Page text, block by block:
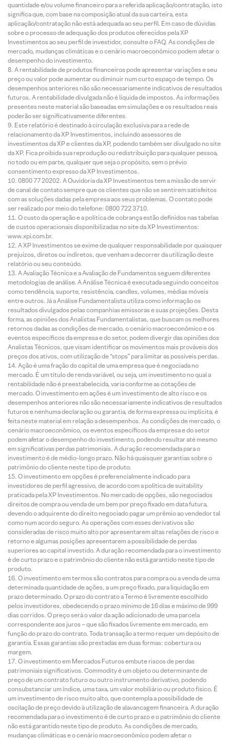
quantidade e/ou volume financeiro para a referida aplicação/contratação, isto
significa que, com base na composição atual da sua carteira, esta
aplicação/contratação não está adequada ao seu perfil. Em caso de dúvidas
sobre o processo de adequação dos produtos oferecidos pela XP
Investimentos ao seu perfil de investidor, consulte o FAQ. As condições de
mercado, mudanças climáticas e o cenário macroeconômico podem afetar o
desempenho do investimento.
A rentabilidade de produtos financeiros pode apresentar variações e seu
preço ou valor pode aumentar ou diminuir num curto espaço de tempo. Os
desempenhos anteriores não são necessariamente indicativos de resultados
futuros. A rentabilidade divulgada não é líquida de impostos. As informações
presentes neste material são baseadas em simulações e os resultados reais
poderão ser significativamente diferentes.
Este relatório é destinado à circulação exclusiva para a rede de
relacionamento da XP Investimentos, incluindo assessores de
investimentos da XP e clientes da XP, podendo também ser divulgado no site
da XP. Fica proibida sua reprodução ou redistribuição para qualquer pessoa,
no todo ou em parte, qualquer que seja o propósito, sem o prévio
consentimento expresso da XP Investimentos.
0800 77 20202. A Ouvidoria da XP Investimentos tem a missão de servir
de canal de contato sempre que os clientes que não se sentirem satisfeitos
com as soluções dadas pela empresa aos seus problemas. O contato pode
ser realizado por meio do telefone: 0800 722 3710.
O custo da operação e a política de cobrança estão definidos nas tabelas
de custos operacionais disponibilizadas no site da XP Investimentos:
www.xpi.com.br.
A XP Investimentos se exime de qualquer responsabilidade por quaisquer
prejuízos, diretos ou indiretos, que venham a decorrer da utilização deste
relatório ou seu conteúdo.
A Avaliação Técnica e a Avaliação de Fundamentos seguem diferentes
metodologias de análise. A Análise Técnica é executada seguindo conceitos
como tendência, suporte, resistência, candles, volumes, médias móveis
entre outros. Já a Análise Fundamentalista utiliza como informação os
resultados divulgados pelas companhias emissoras e suas projeções. Desta
forma, as opiniões dos Analistas Fundamentalistas, que buscam os melhores
retornos dadas as condições de mercado, o cenário macroeconômico e os
eventos específicos da empresa e do setor, podem divergir das opiniões dos
Analistas Técnicos, que visam identificar os movimentos mais prováveis dos
preços dos ativos, com utilização de “stops” para limitar as possíveis perdas.
Ação é uma fração do capital de uma empresa que é negociada no
mercado. É um título de renda variável, ou seja, um investimento no qual a
rentabilidade não é preestabelecida, varia conforme as cotações de
mercado. O investimento em ações é um investimento de alto risco e os
desempenhos anteriores não são necessariamente indicativos de resultados
futuros e nenhuma declaração ou garantia, de forma expressa ou implícita, é
feita neste material em relação a desempenhos. As condições de mercado, o
cenário macroeconômico, os eventos específicos da empresa e do setor
podem afetar o desempenho do investimento, podendo resultar até mesmo
em significativas perdas patrimoniais. A duração recomendada para o
investimento é de médio-longo prazo. Não há quaisquer garantias sobre o
patrimônio do cliente neste tipo de produto.
O investimento em opções é preferencialmente indicado para
investidores de perfil agressivo, de acordo com a política de suitability
praticada pela XP Investimentos. No mercado de opções, são negociados
direitos de compra ou venda de um bem por preço fixado em data futura,
devendo o adquirente do direito negociado pagar um prêmio ao vendedor tal
como num acordo seguro. As operações com esses derivativos são
consideradas de risco muito alto por apresentarem altas relações de risco e
retorno e algumas posições apresentarem a possibilidade de perdas
superiores ao capital investido. A duração recomendada para o investimento
é de curto prazo e o patrimônio do cliente não está garantido neste tipo de
produto.
O investimento em termos são contratos para compra ou a venda de uma
determinada quantidade de ações, a um preço fixado, para liquidação em
prazo determinado. O prazo do contrato a Termo é livremente escolhido
pelos investidores, obedecendo o prazo mínimo de 16 dias e máximo de 999
dias corridos. O preço será o valor da ação adicionado de uma parcela
correspondente aos juros – que são fixados livremente em mercado, em
função do prazo do contrato. Toda transação a termo requer um depósito de
garantia. Essas garantias são prestadas em duas formas: cobertura ou
margem.
O investimento em Mercados Futuros embute riscos de perdas
patrimoniais significativos. Commodity é um objeto ou determinante de
preço de um contrato futuro ou outro instrumento derivativo, podendo
consubstanciar um índice, uma taxa, um valor mobiliário ou produto físico. É
um investimento de risco muito alto, que contempla a possibilidade de
oscilação de preço devido à utilização de alavancagem financeira. A duração
recomendada para o investimento é de curto prazo e o patrimônio do cliente
não está garantido neste tipo de produto. As condições de mercado,
mudanças climáticas e o cenário macroeconômico podem afetar o